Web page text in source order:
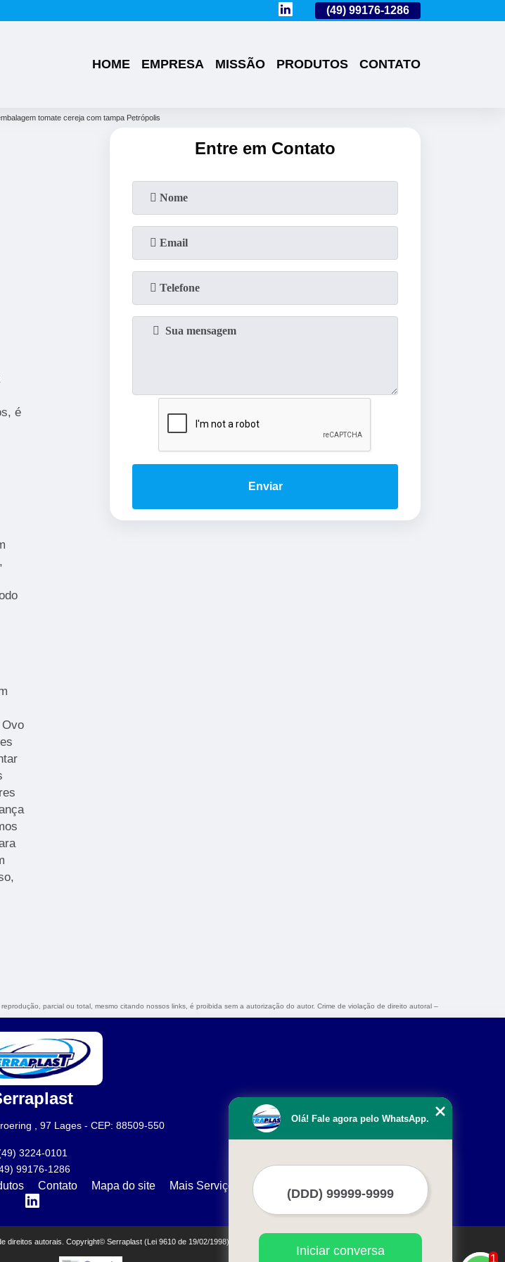
(49) 99176-1286
HOME EMPRESA MISSÃO PRODUTOS CONTATO
tomate cereja com tampa Petrópolis
é
Entre em Contato
Enviar
parcial ou total, mesmo citando nossos links, é proibida sem a autorização do autor. Crime de violação de direito autoral –
, 97 Lages - CEP: 88509-550
3224-0101
99176-1286
Contato Mapa do site Mais Serviços
direitos autorais. Copyright© Serraplast (Lei 9610 de 19/02/1998)
1
Olá! Fale agora pelo WhatsApp.
Iniciar conversa